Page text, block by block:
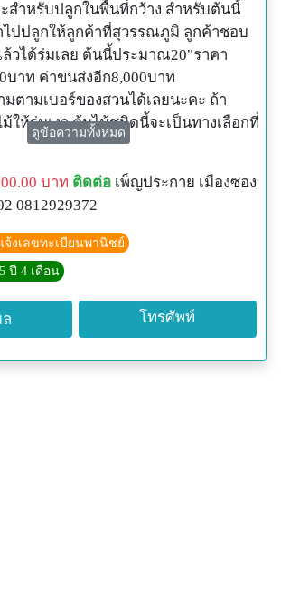
ะสำหรับปลูกในพื้นที่กว้าง สำหรับต้นนี้
ไปปลูกให้ลูกค้าที่สุวรรณภูมิ ลูกค้าชอบ
วได้ร่มเลย ต้นนี้ประมาณ20"ราคา
บาท ค่าขนส่งอีก8,000บาท
ตามเบอร์ของสวนได้เลยนะคะ ถ้า
ให้ร่มเงา ต้นไม้ชนิดนี้จะเป็นทางเลือกที่
ดูข้อความทั้งหมด
บาท ติดต่อ เพ็ญประกาย เมืองซอง
0812929372
งเลขทะเบียนพานิชย์
ปี 4 เดือน
ล โทรศัพท์